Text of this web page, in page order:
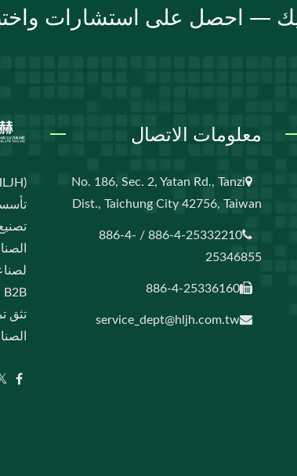
— احصل على استشارات
معلومات الاتصال
No. 186, Sec. 2, Yatan Rd., Tanzi
Dist., Taichung City 42756, Taiwan
886-4-25332210 / 886-4-
25346855
886-4-25336160
service_dept@hljh.com.tw